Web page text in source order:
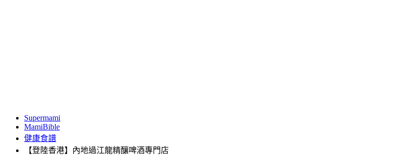
Supermami
MamiBible
健康食譜
【登陸香港】內地過江龍精釀啤酒專門店